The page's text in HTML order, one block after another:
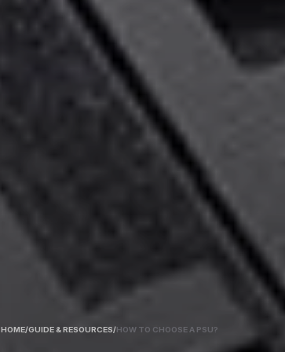
HOME/GUIDE & RESOURCES/HOW TO CHOOSE A PSU?